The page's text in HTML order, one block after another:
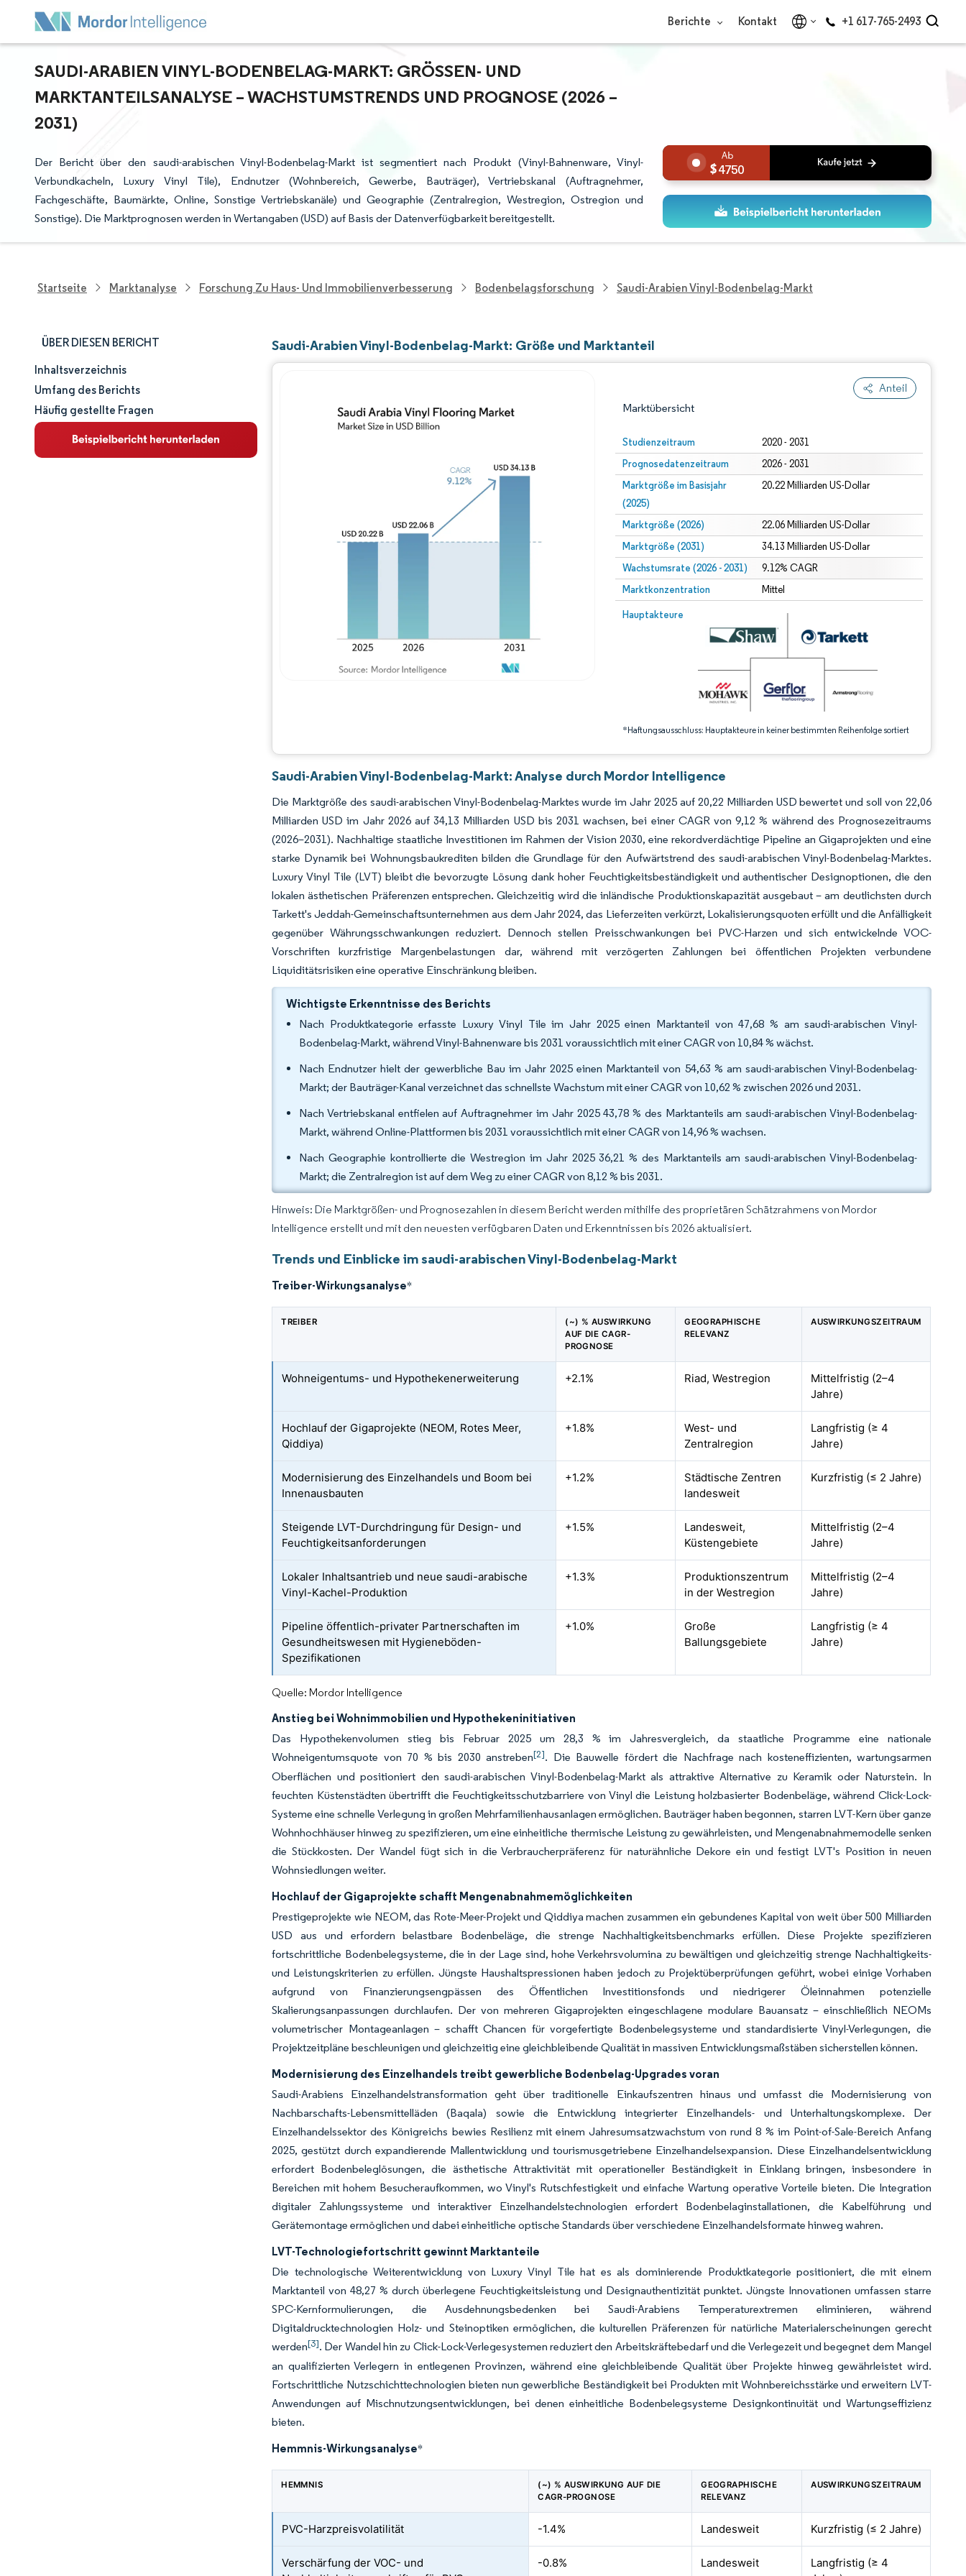
Berichte Kontakt +1 617-765-2493
SAUDI-ARABIEN VINYL-BODENBELAG-MARKT: GRÖSSEN- UND M
ARKTANTEILSANALYSE – WACHSTUMSTRENDS UND PROGNOSE (2026 – 2
031)
Der Bericht über den saudi-arabischen Vinyl-Bodenbelag-Markt ist segmentiert nach Produkt (Vinyl-Bahnenware, Vinyl-
Verbundkacheln, Luxury Vinyl Tile), Endnutzer (Wohnbereich, Gewerbe, Bauträger), Vertriebskanal (Auftragnehmer,
Fachgeschäfte, Baumärkte, Online, Sonstige Vertriebskanäle) und Geographie (Zentralregion, Westregion, Ostregion und
Sonstige). Die Marktprognosen werden in Wertangaben (USD) auf Basis der Datenverfügbarkeit bereitgestellt.
4750
Startseite Marktanalyse Forschung Zu Haus- Und Immobilienverbesserung Bodenbelagsforschung Saudi-Arabien Vinyl-Bodenbelag-Markt
ÜBER DIESEN BERICHT
Marktgröße und -anteil
Marktanalyse
Trends und Einblicke
Inhaltsverzeichnis
Umfang des Berichts
Häufig gestellte Fragen
Saudi-Arabien Vinyl-Bodenbelag-Markt: Größe und Marktanteil
Anteil
Marktübersicht
Studienzeitraum 2020 - 2031
Prognosedatenzeitraum 2026 - 2031
Marktgröße im Basisjahr
(2025)
20.22 Milliarden US-Dollar
Marktgröße (2026) 22.06 Milliarden US-Dollar
Marktgröße (2031) 34.13 Milliarden US-Dollar
Wachstumsrate (2026 - 2031) 9.12% CAGR
Marktkonzentration Mittel
Hauptakteure
*Haftungsausschluss: Hauptakteure in keiner bestimmten Reihenfolge sortiert
Bild © Mordor Intelligence. Wiederverwendung erfordert Namensnennung gemäß CC BY 4.0.
Bild © Mordor Intelligence. Wiederverwendung erfordert Namensnennung gemäß CC BY 4.0.
Saudi-Arabien Vinyl-Bodenbelag-Markt: Analyse durch Mordor Intelligence
Die Marktgröße des saudi-arabischen Vinyl-Bodenbelag-Marktes wurde im Jahr 2025 auf 20,22 Milliarden USD bewertet und soll von 22,06
Milliarden USD im Jahr 2026 auf 34,13 Milliarden USD bis 2031 wachsen, bei einer CAGR von 9,12 % während des Prognosezeitraums
(2026–2031). Nachhaltige staatliche Investitionen im Rahmen der Vision 2030, eine rekordverdächtige Pipeline an Gigaprojekten und eine
starke Dynamik bei Wohnungsbaukrediten bilden die Grundlage für den Aufwärtstrend des saudi-arabischen Vinyl-Bodenbelag-Marktes.
Luxury Vinyl Tile (LVT) bleibt die bevorzugte Lösung dank hoher Feuchtigkeitsbeständigkeit und authentischer Designoptionen, die den
lokalen ästhetischen Präferenzen entsprechen. Gleichzeitig wird die inländische Produktionskapazität ausgebaut – am deutlichsten durch
Tarkett's Jeddah-Gemeinschaftsunternehmen aus dem Jahr 2024, das Lieferzeiten verkürzt, Lokalisierungsquoten erfüllt und die Anfälligkeit
gegenüber Währungsschwankungen reduziert. Dennoch stellen Preisschwankungen bei PVC-Harzen und sich entwickelnde VOC-
Vorschriften kurzfristige Margenbelastungen dar, während mit verzögerten Zahlungen bei öffentlichen Projekten verbundene
Liquiditätsrisiken eine operative Einschränkung bleiben.
Wichtigste Erkenntnisse des Berichts
Nach Produktkategorie erfasste Luxury Vinyl Tile im Jahr 2025 einen Marktanteil von 47,68 % am saudi-arabischen Vinyl-
Bodenbelag-Markt, während Vinyl-Bahnenware bis 2031 voraussichtlich mit einer CAGR von 10,84 % wächst.
Nach Endnutzer hielt der gewerbliche Bau im Jahr 2025 einen Marktanteil von 54,63 % am saudi-arabischen Vinyl-Bodenbelag-
Markt; der Bauträger-Kanal verzeichnet das schnellste Wachstum mit einer CAGR von 10,62 % zwischen 2026 und 2031.
Nach Vertriebskanal entfielen auf Auftragnehmer im Jahr 2025 43,78 % des Marktanteils am saudi-arabischen Vinyl-Bodenbelag-
Markt, während Online-Plattformen bis 2031 voraussichtlich mit einer CAGR von 14,96 % wachsen.
Nach Geographie kontrollierte die Westregion im Jahr 2025 36,21 % des Marktanteils am saudi-arabischen Vinyl-Bodenbelag-
Markt; die Zentralregion ist auf dem Weg zu einer CAGR von 8,12 % bis 2031.
Hinweis: Die Marktgrößen- und Prognosezahlen in diesem Bericht werden mithilfe des proprietären Schätzrahmens von Mordor
Intelligence erstellt und mit den neuesten verfügbaren Daten und Erkenntnissen bis 2026 aktualisiert.
Trends und Einblicke im saudi-arabischen Vinyl-Bodenbelag-Markt
Treiber-Wirkungsanalyse*
TREIBER
(~) % AUSWIRKUNG
AUF DIE CAGR-
PROGNOSE
GEOGRAPHISCHE
RELEVANZ
AUSWIRKUNGSZEITRAUM
Wohneigentums- und Hypothekenerweiterung +2.1% Riad, Westregion
Mittelfristig (2–4
Jahre)
Hochlauf der Gigaprojekte (NEOM, Rotes Meer,
Qiddiya)
+1.8%
West- und
Zentralregion
Langfristig (≥ 4
Jahre)
Modernisierung des Einzelhandels und Boom bei
Innenausbauten
+1.2%
Städtische Zentren
landesweit
Kurzfristig (≤ 2 Jahre)
Steigende LVT-Durchdringung für Design- und
Feuchtigkeitsanforderungen
+1.5%
Landesweit,
Küstengebiete
Mittelfristig (2–4
Jahre)
Lokaler Inhaltsantrieb und neue saudi-arabische
Vinyl-Kachel-Produktion
+1.3%
Produktionszentrum
in der Westregion
Mittelfristig (2–4
Jahre)
Pipeline öffentlich-privater Partnerschaften im
Gesundheitswesen mit Hygieneböden-
Spezifikationen
+1.0%
Große
Ballungsgebiete
Langfristig (≥ 4
Jahre)
Quelle: Mordor Intelligence
Anstieg bei Wohnimmobilien und Hypothekeninitiativen
Das Hypothekenvolumen stieg bis Februar 2025 um 28,3 % im Jahresvergleich, da staatliche Programme eine nationale
Wohneigentumsquote von 70 % bis 2030 anstreben[2]. Die Bauwelle fördert die Nachfrage nach kosteneffizienten, wartungsarmen
Oberflächen und positioniert den saudi-arabischen Vinyl-Bodenbelag-Markt als attraktive Alternative zu Keramik oder Naturstein. In
feuchten Küstenstädten übertrifft die Feuchtigkeitsschutzbarriere von Vinyl die Leistung holzbasierter Bodenbeläge, während Click-Lock-
Systeme eine schnelle Verlegung in großen Mehrfamilienhausanlagen ermöglichen. Bauträger haben begonnen, starren LVT-Kern über ganze
Wohnhochhäuser hinweg zu spezifizieren, um eine einheitliche thermische Leistung zu gewährleisten, und Mengenabnahmemodelle senken
die Stückkosten. Der Wandel fügt sich in die Verbraucherpräferenz für naturähnliche Dekore ein und festigt LVT's Position in neuen
Wohnsiedlungen weiter.
Hochlauf der Gigaprojekte schafft Mengenabnahmemöglichkeiten
Prestigeprojekte wie NEOM, das Rote-Meer-Projekt und Qiddiya machen zusammen ein gebundenes Kapital von weit über 500 Milliarden
USD aus und erfordern belastbare Bodenbeläge, die strenge Nachhaltigkeitsbenchmarks erfüllen. Diese Projekte spezifizieren
fortschrittliche Bodenbelegsysteme, die in der Lage sind, hohe Verkehrsvolumina zu bewältigen und gleichzeitig strenge Nachhaltigkeits-
und Leistungskriterien zu erfüllen. Jüngste Haushaltspressionen haben jedoch zu Projektüberprüfungen geführt, wobei einige Vorhaben
aufgrund von Finanzierungsengpässen des Öffentlichen Investitionsfonds und niedrigerer Öleinnahmen potenzielle
Skalierungsanpassungen durchlaufen. Der von mehreren Gigaprojekten eingeschlagene modulare Bauansatz – einschließlich NEOMs
volumetrischer Montageanlagen – schafft Chancen für vorgefertigte Bodenbelegsysteme und standardisierte Vinyl-Verlegungen, die
Projektzeitpläne beschleunigen und gleichzeitig eine gleichbleibende Qualität in massiven Entwicklungsmaßstäben sicherstellen können.
Modernisierung des Einzelhandels treibt gewerbliche Bodenbelag-Upgrades voran
Saudi-Arabiens Einzelhandelstransformation geht über traditionelle Einkaufszentren hinaus und umfasst die Modernisierung von
Nachbarschafts-Lebensmittelläden (Baqala) sowie die Entwicklung integrierter Einzelhandels- und Unterhaltungskomplexe. Der
Einzelhandelssektor des Königreichs bewies Resilienz mit einem Jahresumsatzwachstum von rund 8 % im Point-of-Sale-Bereich Anfang
2025, gestützt durch expandierende Mallentwicklung und tourismusgetriebene Einzelhandelsexpansion. Diese Einzelhandelsentwicklung
erfordert Bodenbeleglösungen, die ästhetische Attraktivität mit operationeller Beständigkeit in Einklang bringen, insbesondere in
Bereichen mit hohem Besucheraufkommen, wo Vinyl's Rutschfestigkeit und einfache Wartung operative Vorteile bieten. Die Integration
digitaler Zahlungssysteme und interaktiver Einzelhandelstechnologien erfordert Bodenbelaginstallationen, die Kabelführung und
Gerätemontage ermöglichen und dabei einheitliche optische Standards über verschiedene Einzelhandelsformate hinweg wahren.
LVT-Technologiefortschritt gewinnt Marktanteile
Die technologische Weiterentwicklung von Luxury Vinyl Tile hat es als dominierende Produktkategorie positioniert, die mit einem
Marktanteil von 48,27 % durch überlegene Feuchtigkeitsleistung und Designauthentizität punktet. Jüngste Innovationen umfassen starre
SPC-Kernformulierungen, die Ausdehnungsbedenken bei Saudi-Arabiens Temperaturextremen eliminieren, während
Digitaldrucktechnologien Holz- und Steinoptiken ermöglichen, die kulturellen Präferenzen für natürliche Materialerscheinungen gerecht
werden[3]. Der Wandel hin zu Click-Lock-Verlegesystemen reduziert den Arbeitskräftebedarf und die Verlegezeit und begegnet dem Mangel
an qualifizierten Verlegern in entlegenen Provinzen, während eine gleichbleibende Qualität über Projekte hinweg gewährleistet wird.
Fortschrittliche Nutzschichttechnologien bieten nun gewerbliche Beständigkeit bei Produkten mit Wohnbereichsstärke und erweitern LVT-
Anwendungen auf Mischnutzungsentwicklungen, bei denen einheitliche Bodenbelegsysteme Designkontinuität und Wartungseffizienz
bieten.
Hemmnis-Wirkungsanalyse*
HEMMNIS
(~) % AUSWIRKUNG AUF DIE
CAGR-PROGNOSE
GEOGRAPHISCHE
RELEVANZ
AUSWIRKUNGSZEITRAUM
PVC-Harzpreisvolatilität -1.4% Landesweit Kurzfristig (≤ 2 Jahre)
Verschärfung der VOC- und
-0.8% Landesweit
Langfristig (≥ 4